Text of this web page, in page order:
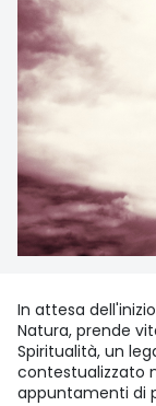
In attesa
Natura, prende
Spiritualità, un
contestualizzato
appuntamenti di